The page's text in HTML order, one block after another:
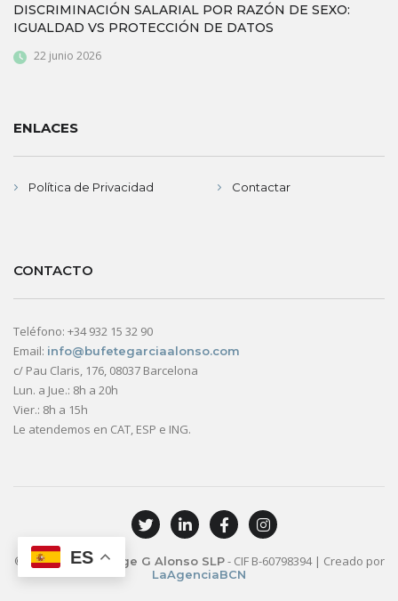
DISCRIMINACIÓN SALARIAL POR RAZÓN DE SEXO:
IGUALDAD VS PROTECCIÓN DE DATOS
22 junio 2026
ENLACES
Política de Privacidad Contactar
CONTACTO
Teléfono: +34 932 15 32 90
Email: info@bufetegarciaalonso.com
c/ Pau Claris, 176, 08037 Barcelona
Lun. a Jue.: 8h a 20h
Vier.: 8h a 15h
Le atendemos en CAT, ESP e ING.
© 2026Bufete Jorge G Alonso SLP- CIF B-60798394 | Creado por
LaAgenciaBCN
ES